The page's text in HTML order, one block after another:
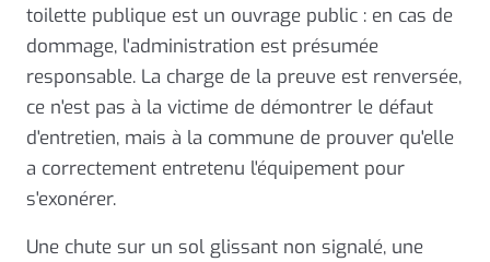
toilette publique est un ouvrage public : en cas de
dommage, l'administration est présumée
responsable. La charge de la preuve est renversée,
ce n'est pas à la victime de démontrer le défaut
d'entretien, mais à la commune de prouver qu'elle
a correctement entretenu l'équipement pour
s'exonérer.
Une chute sur un sol glissant non signalé, une